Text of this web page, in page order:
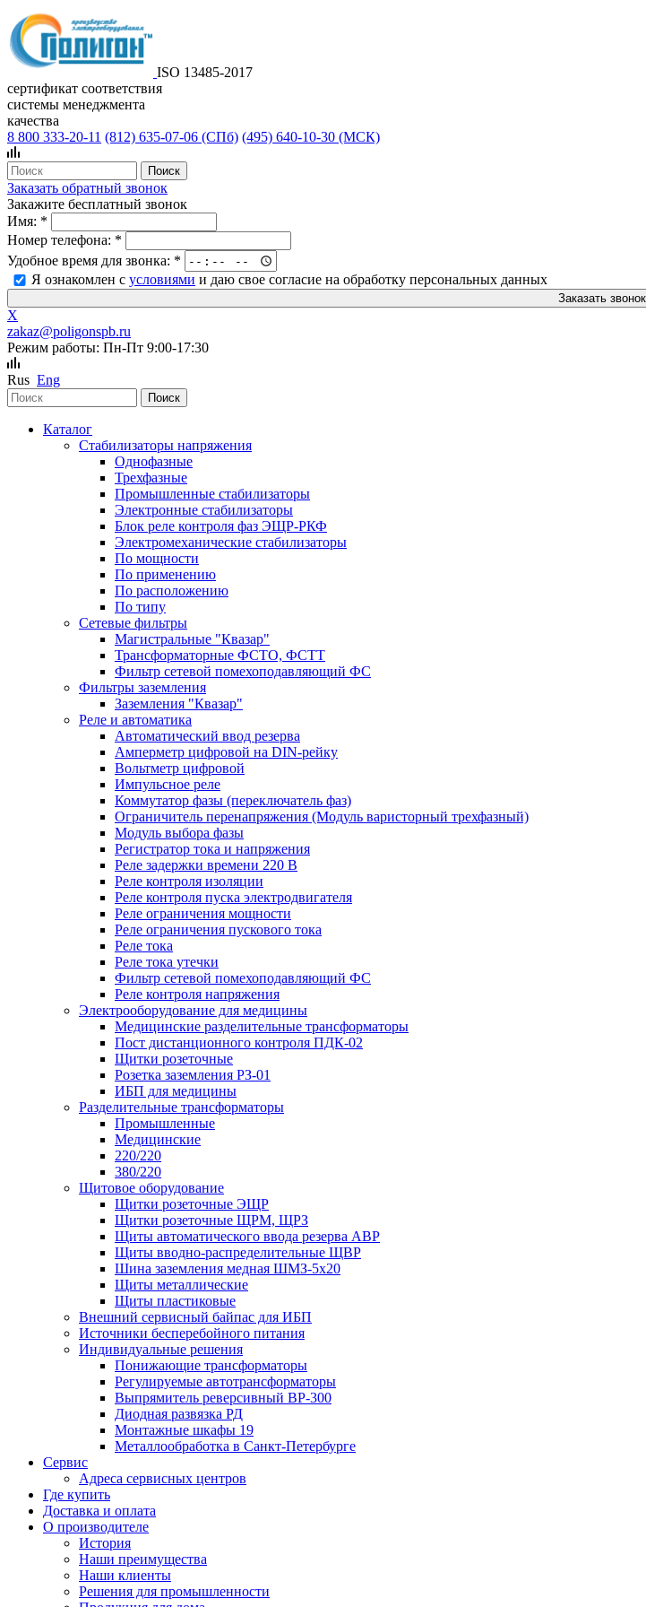
ISO 13485-2017
сертификат соответствия
системы менеджмента
качества
8 800 333-20-11 (812) 635-07-06 (СПб) (495) 640-10-30 (МСК)
Заказать обратный звонок
Закажите бесплатный звонок
Имя: *
Номер телефона: *
Удобное время для звонка: *
Я ознакомлен с условиями и даю свое согласие на обработку персональных данных
X
zakaz@poligonspb.ru
Режим работы: Пн-Пт 9:00-17:30
Rus Eng
Каталог
Стабилизаторы напряжения
Однофазные
Трехфазные
Промышленные стабилизаторы
Электронные стабилизаторы
Блок реле контроля фаз ЭЩР-РКФ
Электромеханические стабилизаторы
По мощности
По применению
По расположению
По типу
Сетевые фильтры
Магистральные "Квазар"
Трансформаторные ФСТО, ФСТТ
Фильтр сетевой помехоподавляющий ФС
Фильтры заземления
Заземления "Квазар"
Реле и автоматика
Автоматический ввод резерва
Амперметр цифровой на DIN-рейку
Вольтметр цифровой
Импульсное реле
Коммутатор фазы (переключатель фаз)
Ограничитель перенапряжения (Модуль варисторный трехфазный)
Модуль выбора фазы
Регистратор тока и напряжения
Реле задержки времени 220 В
Реле контроля изоляции
Реле контроля пуска электродвигателя
Реле ограничения мощности
Реле ограничения пускового тока
Реле тока
Реле тока утечки
Фильтр сетевой помехоподавляющий ФС
Реле контроля напряжения
Электрооборудование для медицины
Медицинские разделительные трансформаторы
Пост дистанционного контроля ПДК-02
Щитки розеточные
Розетка заземления РЗ-01
ИБП для медицины
Разделительные трансформаторы
Промышленные
Медицинские
220/220
380/220
Щитовое оборудование
Щитки розеточные ЭЩР
Щитки розеточные ЩРМ, ЩРЗ
Щиты автоматического ввода резерва АВР
Щиты вводно-распределительные ЩВР
Шина заземления медная ШМЗ-5х20
Щиты металлические
Щиты пластиковые
Внешний сервисный байпас для ИБП
Источники бесперебойного питания
Индивидуальные решения
Понижающие трансформаторы
Регулируемые автотрансформаторы
Выпрямитель реверсивный ВР-300
Диодная развязка РД
Монтажные шкафы 19
Металлообработка в Санкт-Петербурге
Сервис
Адреса сервисных центров
Где купить
Доставка и оплата
О производителе
История
Наши преимущества
Наши клиенты
Решения для промышленности